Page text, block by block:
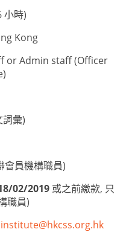
小時)
Kong
or Admin staff (Officer
詞彙)
會員機構職員)
02/2019 或之前繳款, 只
職員)
institute@hkcss.org.hk